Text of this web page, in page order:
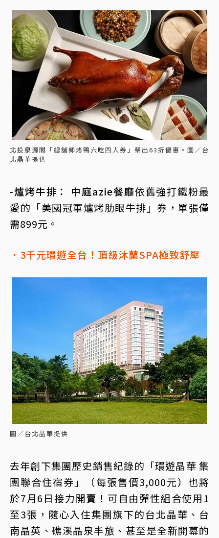
北投泉源閣「總舖師烤鴨六吃四人券」祭出63折優惠。圖／台
北晶華提供
-爐烤牛排： 中庭azie餐廳依舊強打鐵粉最
愛的「美國冠軍爐烤肋眼牛排」券，單張僅
需899元。
．3千元環遊全台！頂級沐蘭SPA極致舒壓
圖／台北晶華提供
去年創下集團歷史銷售紀錄的「環遊晶華 集
團聯合住宿券」（每張售價3,000元）也將
於7月6日接力開賣！可自由彈性組合使用1
至3張，隨心入住集團旗下的台北晶華、台
南晶英、礁溪晶泉丰旅、甚至是全新開幕的